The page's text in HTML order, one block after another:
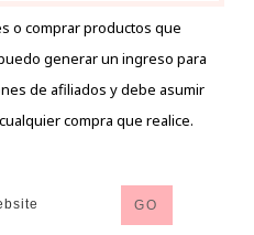
o comprar productos que
generar un ingreso para
de afiliados y debe asumir
compra que realice.